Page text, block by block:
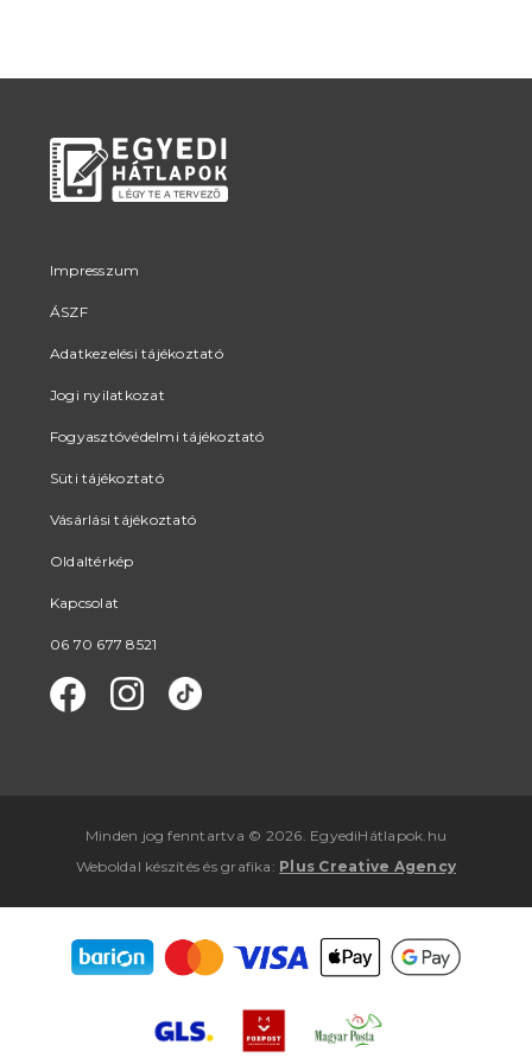
Impresszum
ÁSZF
Adatkezelési tájékoztató
Jogi nyilatkozat
Fogyasztóvédelmi tájékoztató
Süti tájékoztató
Vásárlási tájékoztató
Oldaltérkép
Kapcsolat
06 70 677 8521
Minden jog fenntartva © 2026. EgyediHátlapok.hu
Weboldal készítés ésgrafika : Plus Creative Agency